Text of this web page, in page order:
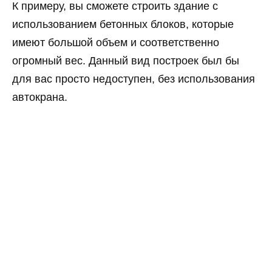
К примеру, вы сможете строить здание с
использованием бетонных блоков, которые
имеют большой объем и соответственно
огромный вес. Данный вид построек был бы
для вас просто недоступен, без использования
автокрана.